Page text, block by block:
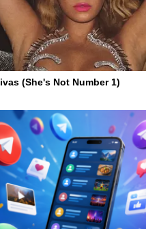
(She's Not Number 1)